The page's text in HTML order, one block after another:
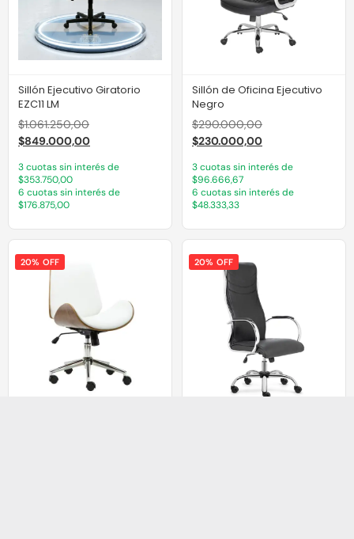
Sillón Ejecutivo Giratorio
EZC11 LM
$1.061.250,00
$849.000,00
3 cuotas sin interés de
$353.750,00
6 cuotas sin interés de
$176.875,00
Sillón de Oficina Ejecutivo
Negro
$290.000,00
$230.000,00
3 cuotas sin interés de
$96.666,67
6 cuotas sin interés de
$48.333,33
20% OFF 20% OFF